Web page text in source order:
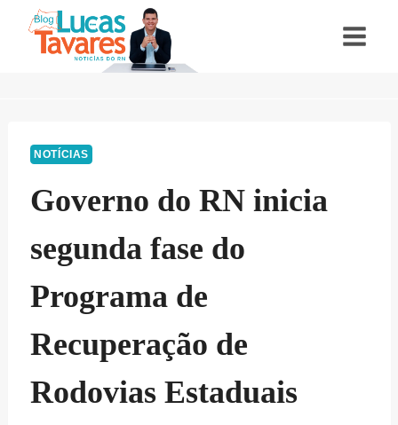
NOTÍCIAS
Governo do RN inicia
segunda fase do
Programa de
Recuperação de
Rodovias Estaduais